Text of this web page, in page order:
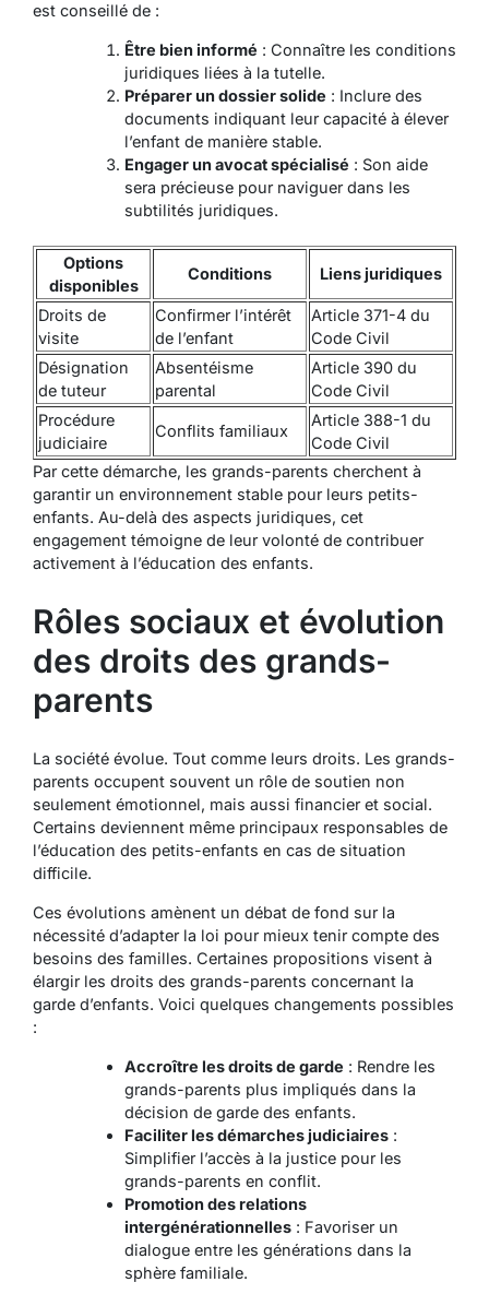
est conseillé de :
Être bien informé : Connaître les conditions
juridiques liées à la tutelle.
Préparer un dossier solide : Inclure des
documents indiquant leur capacité à élever
l’enfant de manière stable.
Engager un avocat spécialisé : Son aide
sera précieuse pour naviguer dans les
subtilités juridiques.
Options
disponibles
Conditions Liens juridiques
Droits de
visite
Confirmer l’intérêt
de l’enfant
Article 371-4 du
Code Civil
Désignation
de tuteur
Absentéisme
parental
Article 390 du
Code Civil
Procédure
judiciaire
Conflits familiaux
Article 388-1 du
Code Civil
Par cette démarche, les grands-parents cherchent à
garantir un environnement stable pour leurs petits-
enfants. Au-delà des aspects juridiques, cet
engagement témoigne de leur volonté de contribuer
activement à l’éducation des enfants.
Rôles sociaux et évolution
des droits des grands-
parents
La société évolue. Tout comme leurs droits. Les grands-
parents occupent souvent un rôle de soutien non
seulement émotionnel, mais aussi financier et social.
Certains deviennent même principaux responsables de
l’éducation des petits-enfants en cas de situation
difficile.
Ces évolutions amènent un débat de fond sur la
nécessité d’adapter la loi pour mieux tenir compte des
besoins des familles. Certaines propositions visent à
élargir les droits des grands-parents concernant la
garde d’enfants. Voici quelques changements possibles
:
Accroître les droits de garde : Rendre les
grands-parents plus impliqués dans la
décision de garde des enfants.
Faciliter les démarches judiciaires:
Simplifier l’accès à la justice pour les
grands-parents en conflit.
Promotion des relations
intergénérationnelles: Favoriser un
dialogue entre les générations dans la
sphère familiale.